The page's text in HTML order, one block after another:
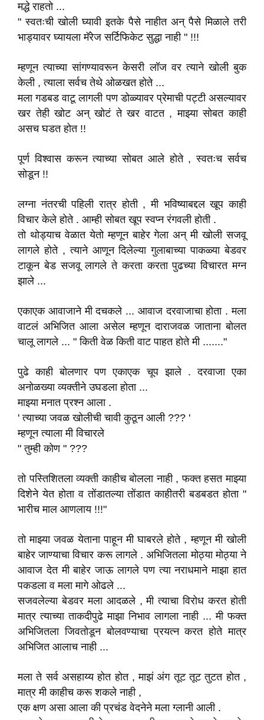
मद्धे राहतो ...
" स्वतःची खोली घ्यावी इतके पैसे नाहीत अन् पैसे मिळाले तरी
भाड्यावर घ्यायला मॅरेज सर्टिफिकेट सुद्धा नाही " !!!
म्हणून त्याच्या सांगण्यावरून केसरी लॉज वर त्याने खोली बुक
केली , त्याला सर्वच तेथे ओळखत होते ...
मला गडबड वाटू लागली पण डोळ्यावर प्रेमाची पट्टी असल्यावर
खर तेही खोट अन् खोटं ते खर वाटत , माझ्या सोबत काही
असच घडत होत !!
पूर्ण विश्वास करून त्याच्या सोबत आले होते , स्वतःच सर्वच
सोडून !!
लग्ना नंतरची पहिली रात्र होती , मी भविष्याबद्दल खूप काही
विचार केले होते . आम्ही सोबत खूप स्वप्न रंगवली होती .
तो थोड्याच वेळात येतो म्हणून बाहेर गेला अन् मी खोली सजवू
लागले होते , त्याने आणून दिलेल्या गुलाबाच्या पाकळ्या बेडवर
टाकून बेड सजवू लागले ते करता करता पुढच्या विचारत मग्न
झाले ...
एकाएक आवाजाने मी दचकले ... आवाज दरवाजाचा होता . मला
वाटलं अभिजित आला असेल म्हणून दाराजवळ जाताना बोलत
चालू लागले ... " किती वेळ किती वाट पाहत होते मी ......."
पुढे काही बोलणार पण एकाएक चूप झाले . दरवाजा एका
अनोळख्या व्यक्तीने उघडला होता ...
माझ्या मनात प्रश्न आला .
' त्याच्या जवळ खोलीची चावी कुठून आली ??? '
म्हणून त्याला मी विचारले
" तुम्ही कोण " ???
तो पस्तिशितला व्यक्ती काहीच बोलला नाही , फक्त हसत माझ्या
दिशेने येत होता व तोंडातल्या तोंडात काहीतरी बडबडत होता "
भारीच माल आणलाय !!!"
तो माझ्या जवळ येताना पाहून मी घाबरले होते , म्हणून मी खोली
बाहेर जाण्याचा विचार करू लागले . अभिजितला मोठ्या मोठ्या ने
आवाज देत मी बाहेर जाऊ लागले पण त्या नराधमाने माझा हात
पकडला व मला मागे ओढले ...
सजवलेल्या बेडवर मला आदळले , मी त्याचा विरोध करत होती
मात्र त्याच्या ताकदीपुढे माझा निभाव लागला नाही ... मी फक्त
अभिजितला जिवतोडून बोलवण्याचा प्रयत्न करत होते मात्र
अभिजित आलाच नाही ...
मला ते सर्व असहाय्य होत होत , माझं अंग तूट तूट तुटत होत ,
मात्र मी काहीच करू शकले नाही ,
एक क्षण असा आला की प्रचंड वेदनेने मला ग्लानी आली .